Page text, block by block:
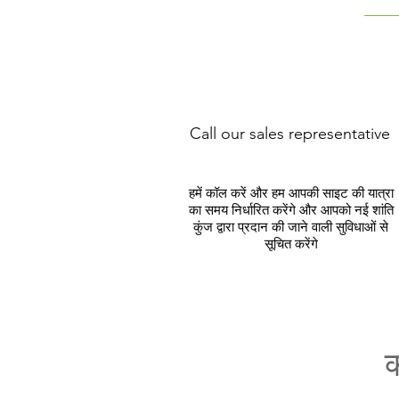
Call our sales representative
हमें कॉल करें और हम आपकी साइट की यात्रा
का समय निर्धारित करेंगे और आपको नई शांति
कुंज द्वारा प्रदान की जाने वाली सुविधाओं से
सूचित करेंगे